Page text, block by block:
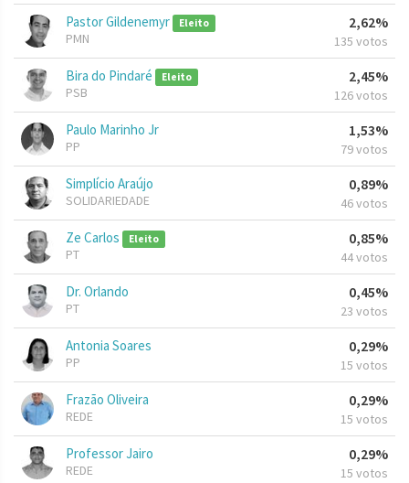
Pastor Gildenemyr Eleito
PMN
2,62%
135 votos
Bira do Pindaré Eleito
PSB
2,45%
126 votos
Paulo Marinho Jr
PP
1,53%
79 votos
Simplício Araújo
SOLIDARIEDADE
0,89%
46 votos
Ze Carlos Eleito
PT
0,85%
44 votos
Dr. Orlando
PT
0,45%
23 votos
Antonia Soares
PP
0,29%
15 votos
Frazão Oliveira
REDE
0,29%
15 votos
Professor Jairo
REDE
0,29%
15 votos